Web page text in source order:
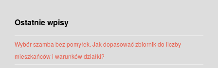
Ostatnie wpisy
Wybór szamba bez pomyłek. Jak dopasować zbiornik do liczby
mieszkańców i warunków działki?